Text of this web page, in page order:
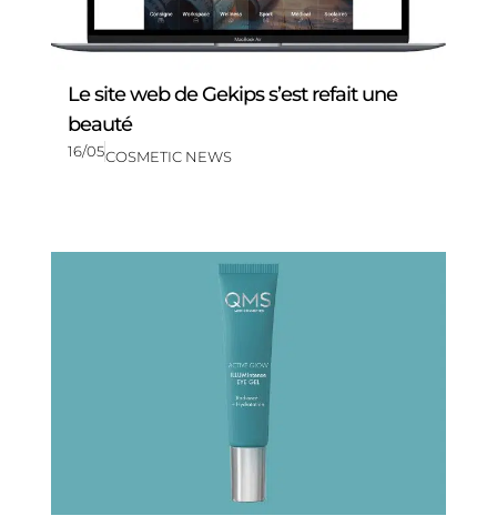
Le site web de Gekips s’est refait une
beauté
16/05COSMETIC NEWS